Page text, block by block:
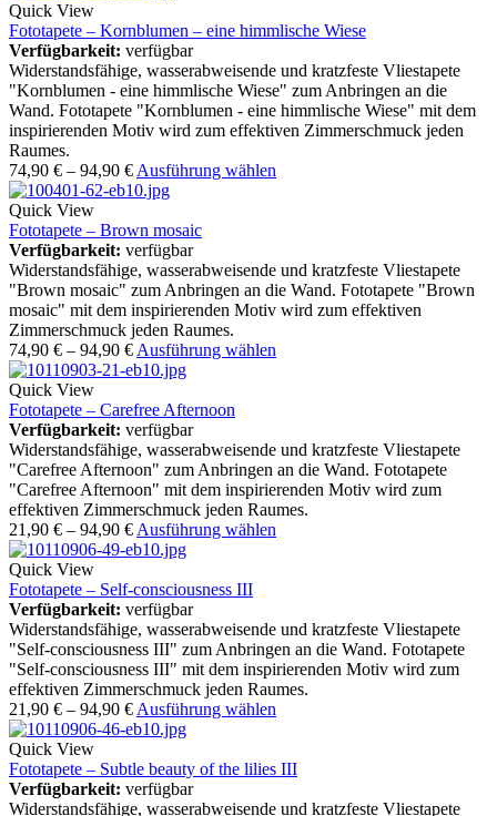
Quick View
Fototapete – Kornblumen – eine himmlische Wiese
Verfügbarkeit: verfügbar
Widerstandsfähige, wasserabweisende und kratzfeste Vliestapete
"Kornblumen - eine himmlische Wiese" zum Anbringen an die
Wand. Fototapete "Kornblumen - eine himmlische Wiese" mit dem
inspirierenden Motiv wird zum effektiven Zimmerschmuck jeden
Raumes.
74,90 € – 94,90 € Ausführung wählen
Quick View
Fototapete – Brown mosaic
Verfügbarkeit: verfügbar
Widerstandsfähige, wasserabweisende und kratzfeste Vliestapete
"Brown mosaic" zum Anbringen an die Wand. Fototapete "Brown
mosaic" mit dem inspirierenden Motiv wird zum effektiven
Zimmerschmuck jeden Raumes.
74,90 € – 94,90 € Ausführung wählen
Quick View
Fototapete – Carefree Afternoon
Verfügbarkeit: verfügbar
Widerstandsfähige, wasserabweisende und kratzfeste Vliestapete
"Carefree Afternoon" zum Anbringen an die Wand. Fototapete
"Carefree Afternoon" mit dem inspirierenden Motiv wird zum
effektiven Zimmerschmuck jeden Raumes.
21,90 € – 94,90 € Ausführung wählen
Quick View
Fototapete – Self-consciousness III
Verfügbarkeit: verfügbar
Widerstandsfähige, wasserabweisende und kratzfeste Vliestapete
"Self-consciousness III" zum Anbringen an die Wand. Fototapete
"Self-consciousness III" mit dem inspirierenden Motiv wird zum
effektiven Zimmerschmuck jeden Raumes.
21,90 € – 94,90 € Ausführung wählen
Quick View
Fototapete – Subtle beauty of the lilies III
Verfügbarkeit: verfügbar
Widerstandsfähige, wasserabweisende und kratzfeste Vliestapete